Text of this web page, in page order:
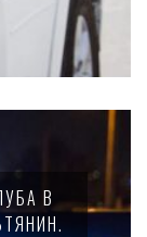
В